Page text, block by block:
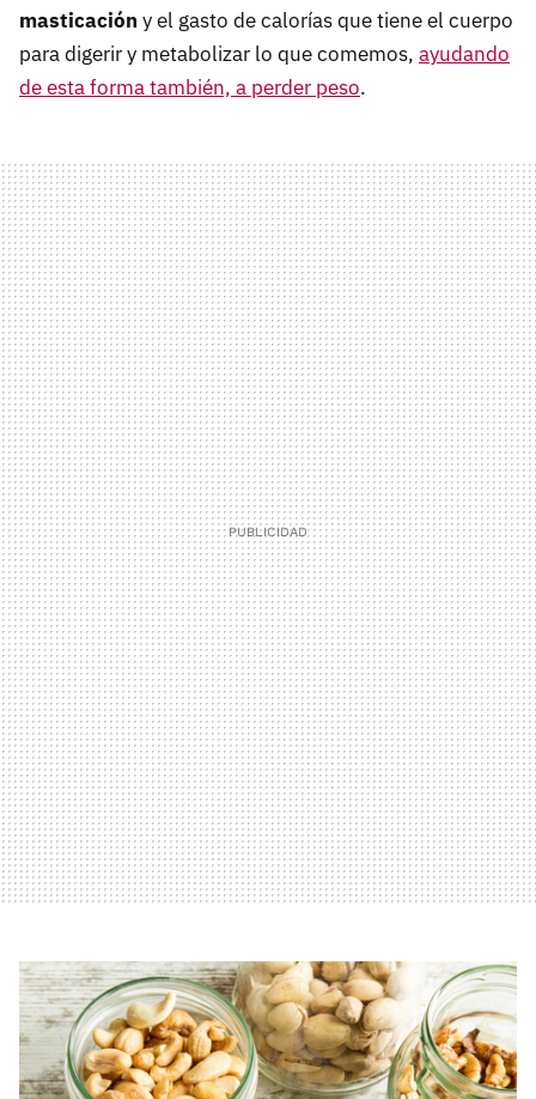
masticación y el gasto de calorías que tiene el cuerpo
para digerir y metabolizar lo que comemos, ayudando
de esta forma también, a perder peso.